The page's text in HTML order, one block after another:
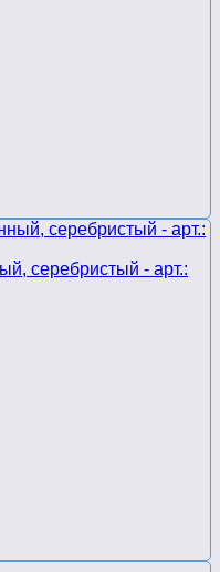
серебристый - арт.: